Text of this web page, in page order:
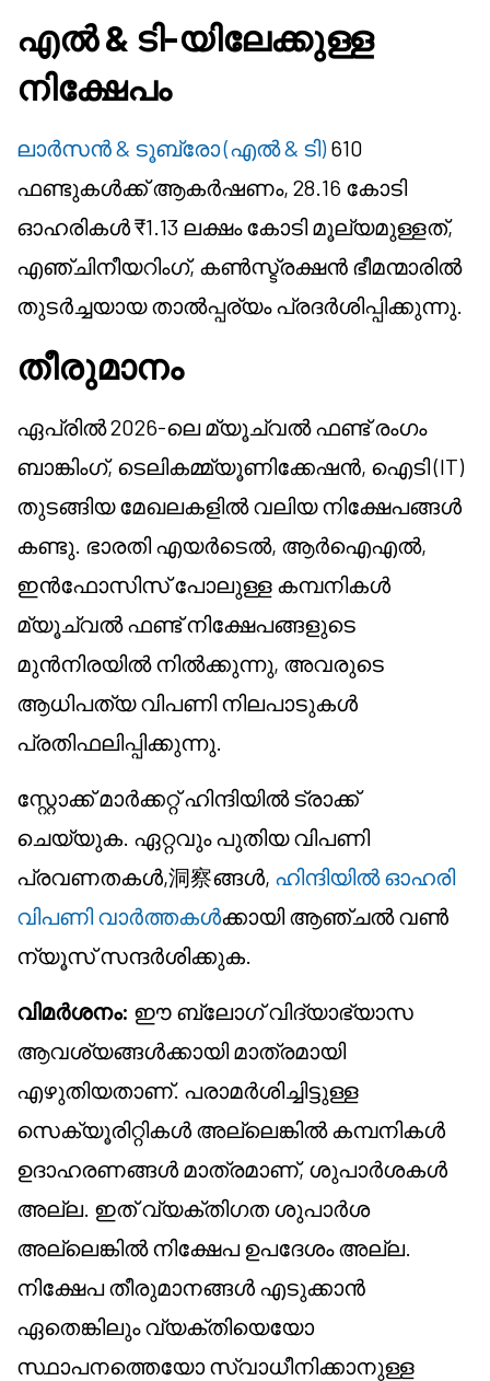
എൽ & ടി-യിലേക്കുള്ള
നിക്ഷേപം
ലാർസൻ & ടൂബ്രോ (എൽ & ടി)610
ഫണ്ടുകൾക്ക് ആകർഷണം, 28.16 കോടി
ഓഹരികൾ ₹1.13 ലക്ഷം കോടി മൂല്യമുള്ളത്,
എഞ്ചിനീയറിംഗ്, കൺസ്ട്രക്ഷൻ ഭീമന്മാരിൽ
തുടർച്ചയായ താൽപ്പര്യം പ്രദർശിപ്പിക്കുന്നു.
തീരുമാനം
ഏപ്രിൽ 2026-ലെ മ്യൂച്വൽ ഫണ്ട് രംഗം
ബാങ്കിംഗ്, ടെലികമ്മ്യൂണിക്കേഷൻ, ഐടി (IT)
തുടങ്ങിയ മേഖലകളിൽ വലിയ നിക്ഷേപങ്ങൾ
കണ്ടു. ഭാരതി എയർടെൽ, ആർഐഎൽ,
ഇൻഫോസിസ് പോലുള്ള കമ്പനികൾ
മ്യൂച്വൽ ഫണ്ട് നിക്ഷേപങ്ങളുടെ
മുൻനിരയിൽ നിൽക്കുന്നു, അവരുടെ
ആധിപത്യ വിപണി നിലപാടുകൾ
പ്രതിഫലിപ്പിക്കുന്നു.
സ്റ്റോക്ക് മാർക്കറ്റ് ഹിന്ദിയിൽ ട്രാക്ക്
ചെയ്യുക. ഏറ്റവും പുതിയ വിപണി
പ്രവണതകൾ,洞察ങ്ങൾ, ഹിന്ദിയിൽ ഓഹരി
വിപണി വാർത്തകൾക്കായി ആഞ്ചൽ വൺ
ന്യൂസ് സന്ദർശിക്കുക.
വിമർശനം: ഈ ബ്ലോഗ് വിദ്യാഭ്യാസ
ആവശ്യങ്ങൾക്കായി മാത്രമായി
എഴുതിയതാണ്. പരാമർശിച്ചിട്ടുള്ള
സെക്യൂരിറ്റികൾ അല്ലെങ്കിൽ കമ്പനികൾ
ഉദാഹരണങ്ങൾ മാത്രമാണ്, ശുപാർശകൾ
അല്ല. ഇത് വ്യക്തിഗത ശുപാർശ
അല്ലെങ്കിൽ നിക്ഷേപ ഉപദേശം അല്ല.
നിക്ഷേപ തീരുമാനങ്ങൾ എടുക്കാൻ
ഏതെങ്കിലും വ്യക്തിയെയോ
സ്ഥാപനത്തെയോ സ്വാധീനിക്കാനുള്ള